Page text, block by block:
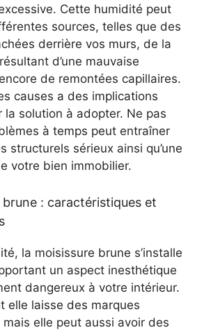
Cette humidité peut
sources, telles que des
derrière vos murs, de la
d’une mauvaise
de remontées capillaires.
causes a des implications
la solution à adopter. Ne pas
à temps peut entraîner
structurels sérieux ainsi qu’une
votre bien immobilier.
brune : caractéristiques et
la moisissure brune s’installe
un aspect inesthétique
dangereux à votre intérieur.
elle laisse des marques
elle peut aussi avoir des